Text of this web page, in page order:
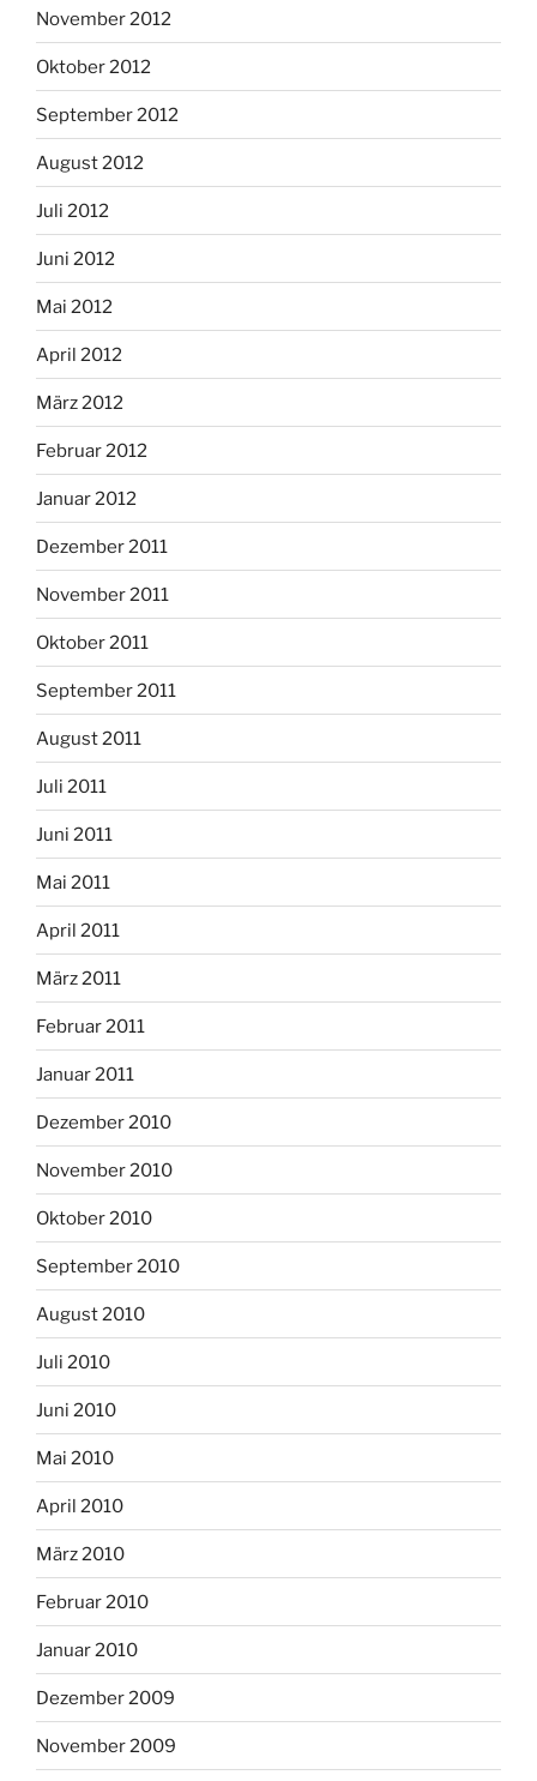
November 2012
Oktober 2012
September 2012
August 2012
Juli 2012
Juni 2012
Mai 2012
April 2012
März 2012
Februar 2012
Januar 2012
Dezember 2011
November 2011
Oktober 2011
September 2011
August 2011
Juli 2011
Juni 2011
Mai 2011
April 2011
März 2011
Februar 2011
Januar 2011
Dezember 2010
November 2010
Oktober 2010
September 2010
August 2010
Juli 2010
Juni 2010
Mai 2010
April 2010
März 2010
Februar 2010
Januar 2010
Dezember 2009
November 2009